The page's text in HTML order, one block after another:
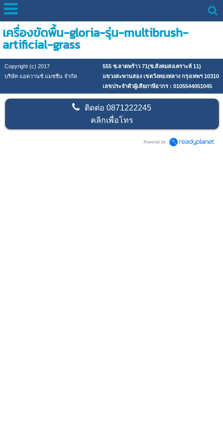
เครื่องขัดพื้น-gloria-รุ่น-multibrush-
artificial-grass
Copyright (c) 2017
555 ซ.ลาดพร้าว 71(ซ.สังคมสงเคราะห์ 11)
บริษัท แอดวานซ์ แมชชีน จำกัด
แขวงสะพานสอง เขตวังทองหลาง กรุงเทพฯ 10310
เลขประจำตัวผู้เสียภาษีอากร : 0105544051045
ติดต่อ0871222245
คลิกเพื่อโทร